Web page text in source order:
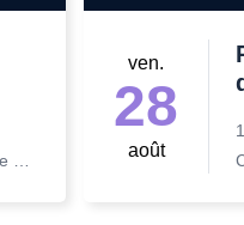
Cité des Métiers du Grand Genève Rue Prévost-Martin 6 1205 Genève
ven.
28
août